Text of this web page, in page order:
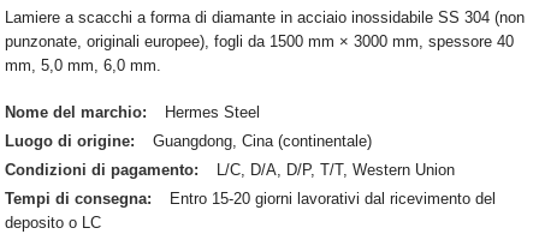
Lamiere a scacchi a forma di diamante in acciaio inossidabile SS 304 (non
punzonate, originali europee), fogli da 1500 mm × 3000 mm, spessore 40
mm, 5,0 mm, 6,0 mm.
Nome del marchio:
Hermes Steel
Luogo di origine:
Guangdong, Cina (continentale)
Condizioni di pagamento:
L/C, D/A, D/P, T/T, Western Union
Tempi di consegna:
Entro 15-20 giorni lavorativi dal ricevimento del
deposito o LC